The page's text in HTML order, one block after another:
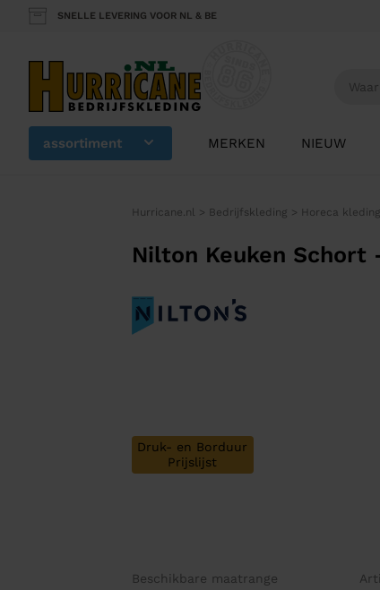
SNELLE LEVERING VOOR NL & BE
assortiment MERKEN NIEUW
Hurricane.nl > Bedrijfskleding > Horeca kleding
Nilton Keuken Schort
Druk- en Borduur
Prijslijst
Beschikbare maatrange